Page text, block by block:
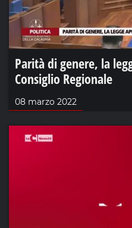
Parità di genere, la
Consiglio Regionale
08 marzo 2022